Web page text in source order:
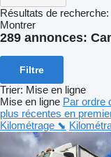
Résultats de recherche:
Montrer
289 annonces:
Filtre
Trier: Mise en ligne
Mise en ligne Par ordre
plus récentes en
Kilométrage ⬊